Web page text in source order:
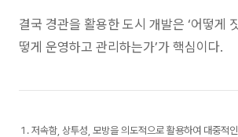
결국 경관을 활용한 도시 개발은 ‘어떻게
떻게 운영하고 관리하는가’가 핵심이다.
저속함, 상투성, 모방을 의도적으로 활용하여 대중적